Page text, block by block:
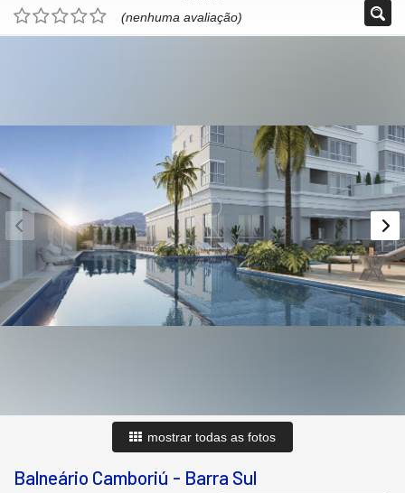
(nenhuma avaliação)
mostrar todas as fotos
Balneário Camboriú - Barra Sul